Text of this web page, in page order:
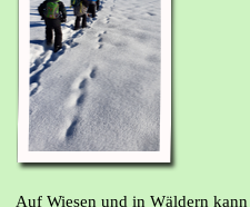
Auf Wiesen und in Wäldern